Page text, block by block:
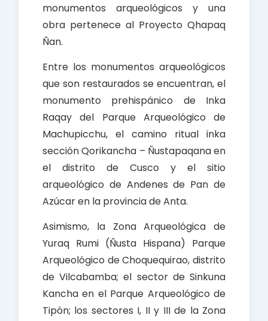
monumentos arqueológicos y una
obra pertenece al Proyecto Qhapaq
Ñan.
Entre los monumentos arqueológicos
que son restaurados se encuentran, el
monumento prehispánico de Inka
Raqay del Parque Arqueológico de
Machupicchu, el camino ritual inka
sección Qorikancha – Ñustapaqana en
el distrito de Cusco y el sitio
arqueológico de Andenes de Pan de
Azúcar en la provincia de Anta.
Asimismo, la Zona Arqueológica de
Yuraq Rumi (Ñusta Hispana) Parque
Arqueológico de Choquequirao, distrito
de Vilcabamba; el sector de Sinkuna
Kancha en el Parque Arqueológico de
Tipón; los sectores I, II y III de la Zona